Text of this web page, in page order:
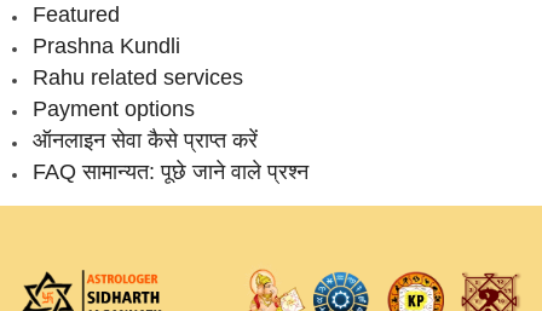
Featured
Prashna Kundli
Rahu related services
Payment options
ऑनलाइन सेवा कैसे प्राप्‍त करें
FAQ सामान्‍यत: पूछे जाने वाले प्रश्‍न